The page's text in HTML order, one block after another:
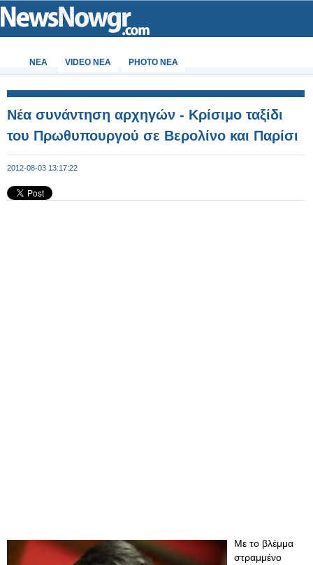
ΝΕΑ VIDEO NEA PHOTO NEA
Νέα συνάντηση αρχηγών - Κρίσιμο ταξίδι
του Πρωθυπουργού σε Βερολίνο και Παρίσι
2012-08-03 13:17:22
Με το βλέμμα
στραμμένο